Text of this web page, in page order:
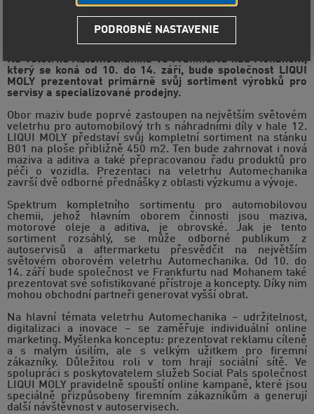
Nové produkty a služby
Na veletrhu Automechanika ve Frankfurtu nad Mohanem,
který se koná od 10. do 14. září, bude společnost LIQUI
MOLY prezentovat primárně svůj sortiment výrobků pro
servisy a specializované prodejny.
Obor maziv bude poprvé zastoupen na největším světovém
veletrhu pro automobilový trh s náhradními díly v hale 12.
LIQUI MOLY představí svůj kompletní sortiment na stánku
B01 na ploše přibližně 450 m2. Ten bude zahrnovat i nová
maziva a aditiva a také přepracovanou řadu produktů pro
péči o vozidla. Prezentaci na veletrhu Automechanika
završí dvě odborné přednášky z oblasti výzkumu a vývoje.
Spektrum kompletního sortimentu pro automobilovou
chemii, jehož hlavním oborem činnosti jsou maziva,
motorové oleje a aditiva, je obrovské. Jak je tento
sortiment rozsáhlý, se může odborné publikum z
autoservisů a aftermarketu přesvědčit na největším
světovém oborovém veletrhu Automechanika. Od 10. do
14. září bude společnost ve Frankfurtu nad Mohanem také
prezentovat své sofistikované přístroje a koncepty. Díky nim
mohou obchodní partneři generovat vyšší obrat.
Na hlavní témata veletrhu Automechanika – udržitelnost,
digitalizaci a inovace – se zaměřuje individuální online
marketing. Myšlenka konceptu: prezentovat reklamu cíleně
a s malým úsilím, ale s velkým užitkem pro firemní
zákazníky. Důležitou roli v tom hrají sociální sítě. Ve
spolupráci s poskytovatelem služeb Social Pals společnost
LIQUI MOLY pravidelně spouští online kampaně, které jsou
speciálně přizpůsobeny firemním zákazníkům a generují
další návštěvnost v autoservisech.
PODROBNÉ NASTAVENIE